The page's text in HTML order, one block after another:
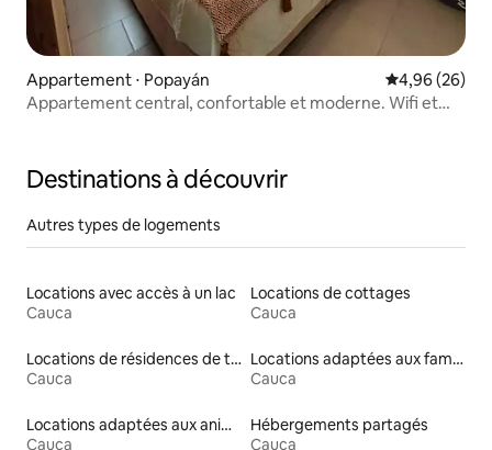
Appartement ⋅ Popayán Évaluation
4,96 (26)
Appartement central, confortable et moderne. Wifi et
Destinations à découvrir
Autres types de logements
Locations avec accès à un lac
Cauca
Locations de cottages
Cauca
Locations de résidences de tourisme
Cauca
Locations adaptées aux familles
Cauca
Locations adaptées aux animaux
Cauca
Hébergements partagés
Cauca